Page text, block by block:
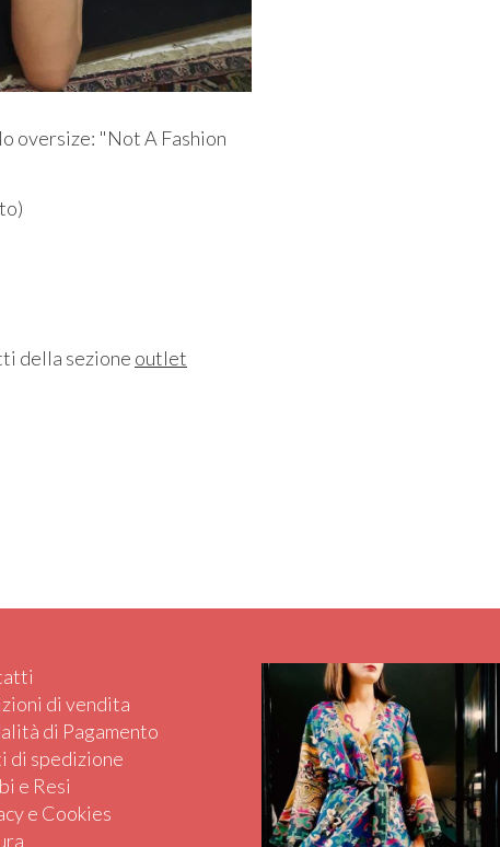
oversize: "Not A Fashion
della sezione outlet
di vendita
di Pagamento
di spedizione
e Resi
e Cookies